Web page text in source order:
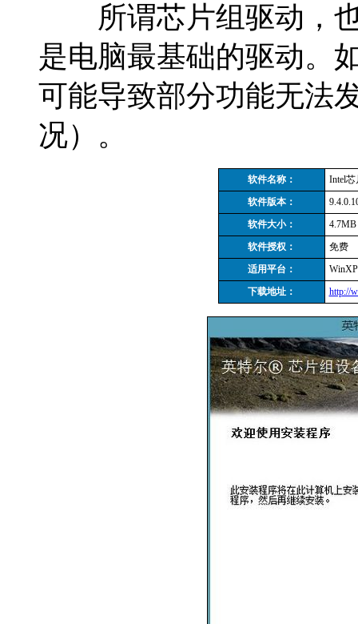
所谓芯片组驱动，也
是电脑最基础的驱动。
可能导致部分功能无法
况）。
软件名称：
Intel
软件版本：
软件大小：
4.7MB
软件授权：
免费
适用平台：
下载地址：
http://